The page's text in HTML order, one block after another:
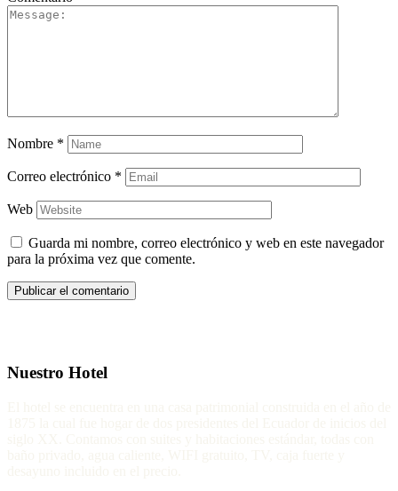
Nombre *
Correo electrónico *
Web
Guarda mi nombre, correo electrónico y web en este navegador
para la próxima vez que comente.
Nuestro Hotel